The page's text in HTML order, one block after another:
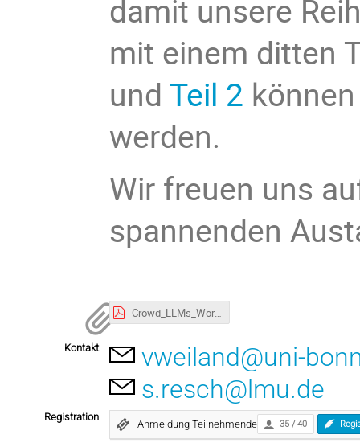
damit unsere
mit einem ditten
und Teil 2
werden.
Wir freuen uns
spannenden
Crowd_LLMs_Workshop_AGDigitaleRomanistik.pdf
Kontakt
vweiland@uni-
s.resch@lmu.de
Registration
Anmeldung Teilnehmende 35 / 40